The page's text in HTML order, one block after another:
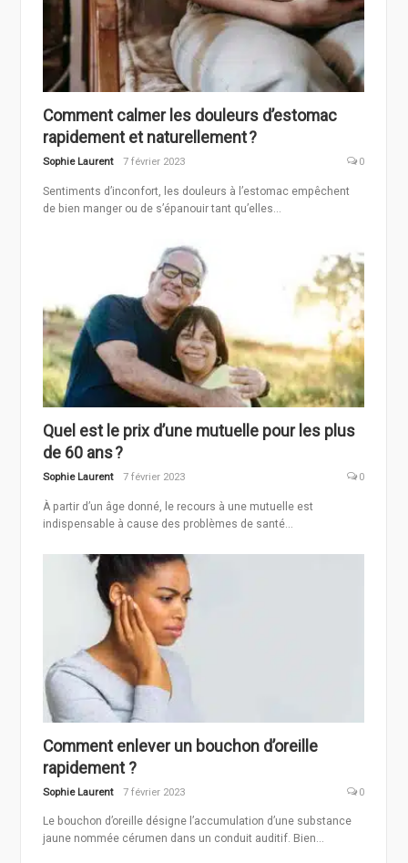
Comment calmer les douleurs d’estomac
rapidement et naturellement ?
Sophie Laurent 7 février 2023 0
Sentiments d’inconfort, les douleurs à l’estomac empêchent
de bien manger ou de s’épanouir tant qu’elles...
Quel est le prix d’une mutuelle pour les plus
de 60 ans ?
Sophie Laurent 7 février 2023 0
À partir d’un âge donné, le recours à une mutuelle est
indispensable à cause des problèmes de santé...
Comment enlever un bouchon d’oreille
rapidement ?
Sophie Laurent 7 février 2023 0
Le bouchon d’oreille désigne l’accumulation d’une substance
jaune nommée cérumen dans un conduit auditif. Bien...